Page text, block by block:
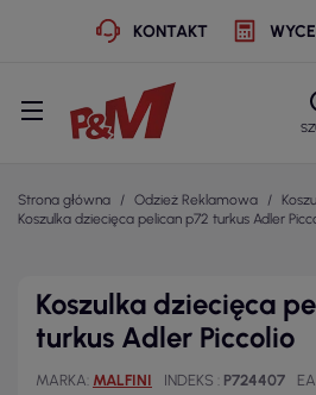
KONTAKT
Strona główna Odzież Reklamowa
Koszulka dziecięca pelican p72 turkus Adler
Koszulka dziecięca
turkus Adler Piccolio
MARKA MALFINI INDEKS P724407